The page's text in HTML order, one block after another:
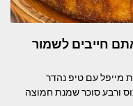
חייבים לשמור
מייפל עם טיפ נהדר
המרכיבים – 4 ביצים כוס ורבע סוכר שמנת חמוצה